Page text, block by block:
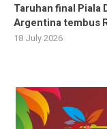
Taruhan final Piala
Argentina tembus
18 July 2026